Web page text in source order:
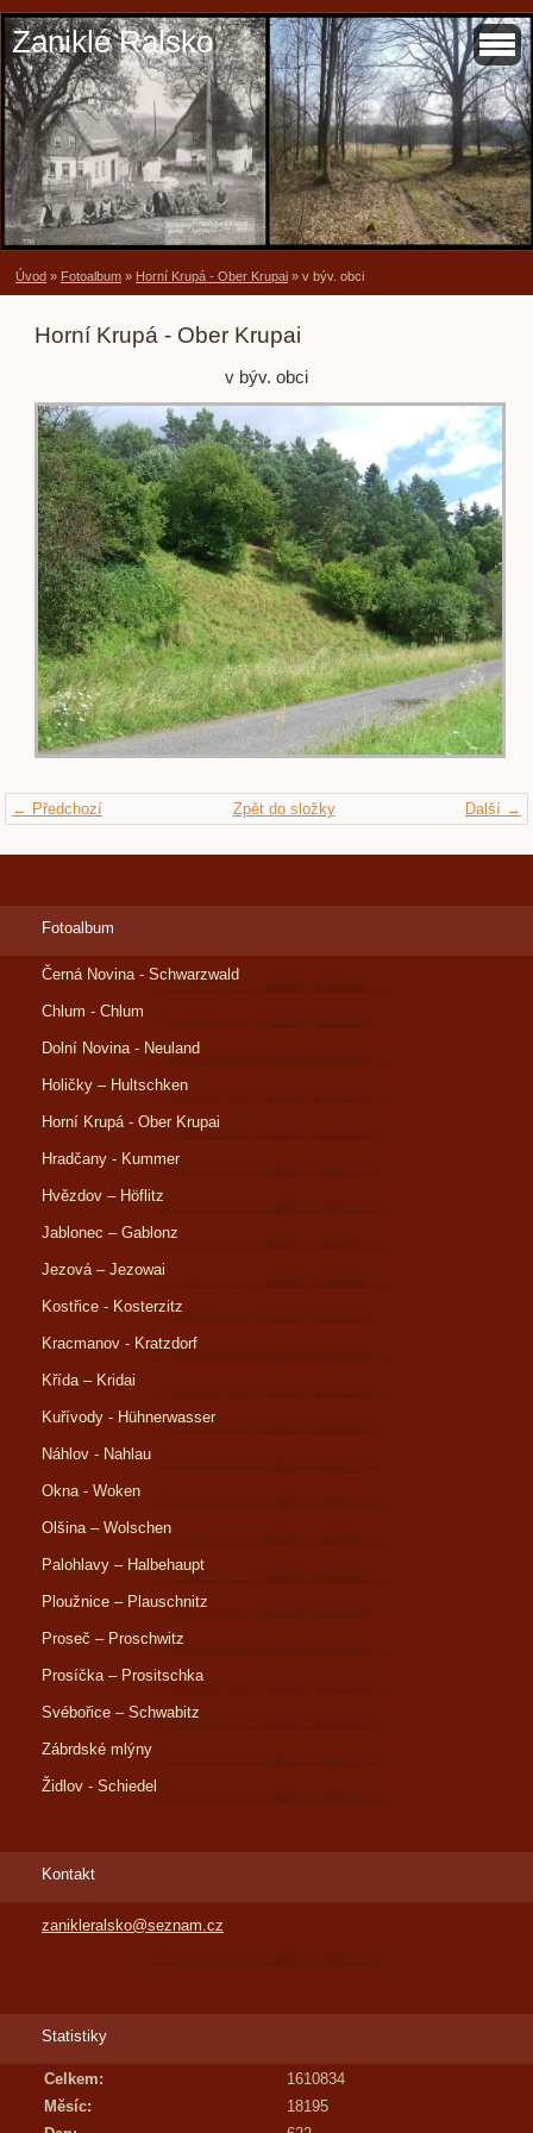
Zaniklé Ralsko
Úvod » Fotoalbum » Horní Krupá - Ober Krupai » v býv. obci
Horní Krupá - Ober Krupai
v býv. obci
← Předchozí Další →
Zpět do složky
Fotoalbum
Černá Novina - Schwarzwald
Chlum - Chlum
Dolní Novina - Neuland
Holičky – Hultschken
Horní Krupá - Ober Krupai
Hradčany - Kummer
Hvězdov – Höflitz
Jablonec – Gablonz
Jezová – Jezowai
Kostřice - Kosterzitz
Kracmanov - Kratzdorf
Křída – Kridai
Kuřívody - Hühnerwasser
Náhlov - Nahlau
Okna - Woken
Olšina – Wolschen
Palohlavy – Halbehaupt
Ploužnice – Plauschnitz
Proseč – Proschwitz
Prosíčka – Prositschka
Svébořice – Schwabitz
Zábrdské mlýny
Židlov - Schiedel
Kontakt
zanikleralsko@seznam.cz
Statistiky
Celkem:
1610834
Měsíc:
18195